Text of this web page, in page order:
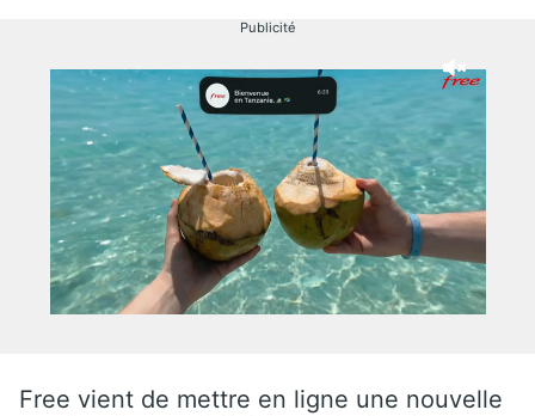
Publicité
Free vient de mettre en ligne une nouvelle